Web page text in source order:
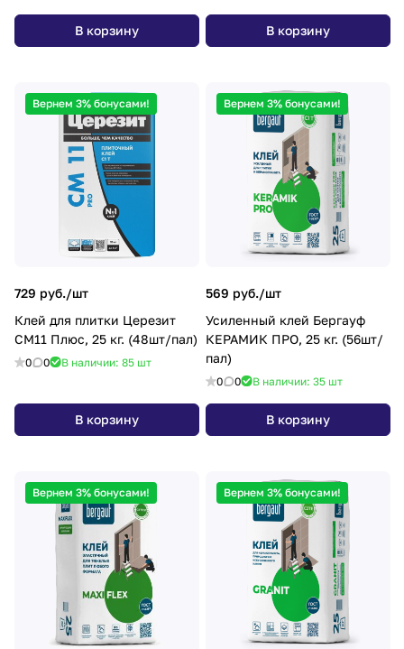
В корзину В корзину
Вернем 3% бонусами!
729 руб./шт
Клей для плитки Церезит
СМ11 Плюс, 25 кг. (48шт/пал)
0 0 В наличии: 85 шт
В корзину
Вернем 3% бонусами!
569 руб./шт
Усиленный клей Бергауф
КЕРАМИК ПРО, 25 кг. (56шт/
пал)
0 0 В наличии: 35 шт
В корзину
Вернем 3% бонусами! Вернем 3% бонусами!